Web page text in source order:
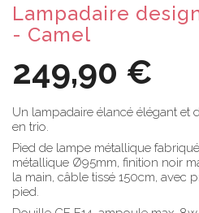
Lampadaire
- Camel
249,90 €
Un lampadaire élancé élégant et
en trio.
Pied de lampe métallique
métallique Ø95mm, finition noir
la main, câble tissé 150cm, avec
pied.